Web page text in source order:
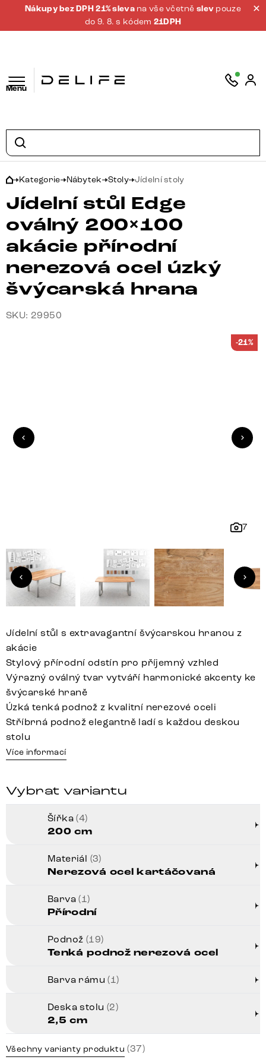
Nákupy bez DPH 21% sleva na vše včetněslev pouze
do 9. 8. s kódem 21DPH
Menu
Kategorie Nábytek Stoly Jídelní stoly
Jídelní stůl Edge
oválný 200×100
akácie přírodní
nerezová ocel úzký
švýcarská hrana
SKU: 29950
7
-21%
Jídelní stůl s extravagantní švýcarskou hranou z
akácie
Stylový přírodní odstín pro příjemný vzhled
Výrazný oválný tvar vytváří harmonické akcenty ke
švýcarské hraně
Úzká tenká podnož z kvalitní nerezové oceli
Stříbrná podnož elegantně ladí s každou deskou
stolu
Více informací
Vybrat variantu
Šířka(4)
200 cm
Materiál (3)
Nerezová ocel kartáčovaná
Barva(1)
Přírodní
Podnož (19)
Tenká podnož nerezová ocel
Barva rámu(1)
Deska stolu (2)
2,5 cm
Všechny varianty produktu (37)